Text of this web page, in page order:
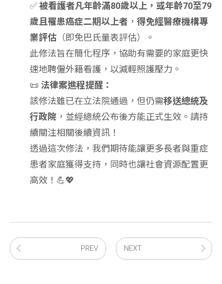
✅被看護者凡年齡滿80歲以上，或年齡70至79
歲且罹患癌症二期以上者 ， 得免經醫療機構專
業評估 （即免巴氏量表評估）。
此修法旨在簡化程序，協助有需要的家庭更快
速地聘僱外籍看護，以減輕照護壓力。
📜 法律案進程提醒：
該修法雖已在立法院通過，但仍需移送總統及
行政院 ，並經總統公布後方能正式生效。請持
續關注相關後續資訊！
透過這次修法，我們期待能讓更多長者與重症
患者家庭獲得支持，同時也讓社會資源配置更
高效！💪💖
PREV NEXT